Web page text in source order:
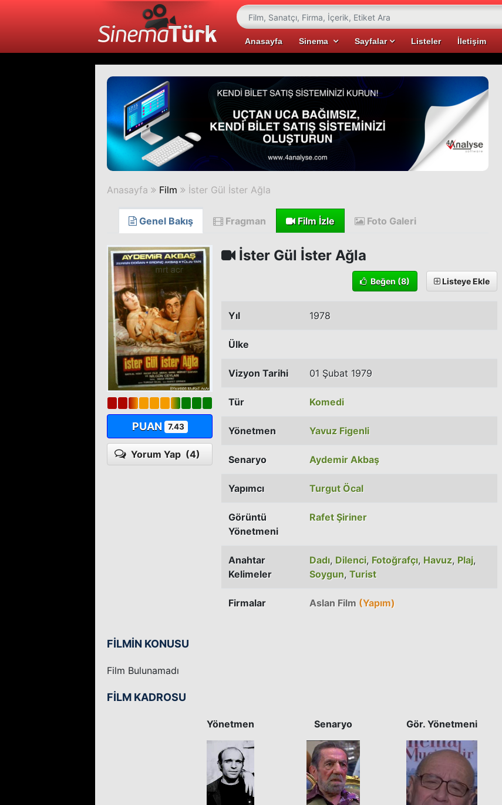
Anasayfa Sinema Sayfalar Listeler İletişim
Anasayfa Film İster Gül İster Ağla
Genel Bakış Fragman Film İzle Foto Galeri
PUAN 7.43
Yorum Yap (4)
İster Gül İster Ağla
Beğen (8) Listeye Ekle
Yıl 1978
Ülke
Vizyon Tarihi 01 Şubat 1979
Tür Komedi
Yönetmen Yavuz Figenli
Senaryo Aydemir Akbaş
Yapımcı Turgut Öcal
Görüntü
Yönetmeni
Rafet Şiriner
Anahtar
Kelimeler
Dadı, Dilenci, Fotoğrafçı, Havuz, Plaj,
Soygun, Turist
Firmalar Aslan Film (Yapım)
FİLMİN KONUSU
Film Bulunamadı
FİLM KADROSU
Yönetmen Senaryo Gör. Yönetmeni